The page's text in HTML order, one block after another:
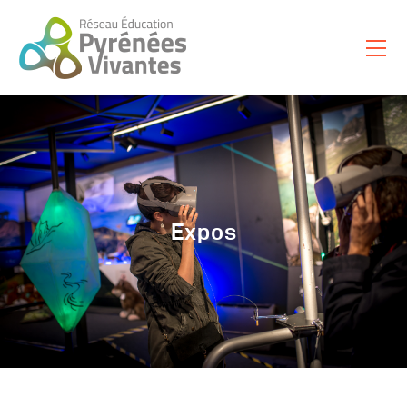
Expos
Nuestras Misiones
Français
Español
Català
Occitan
Euskara